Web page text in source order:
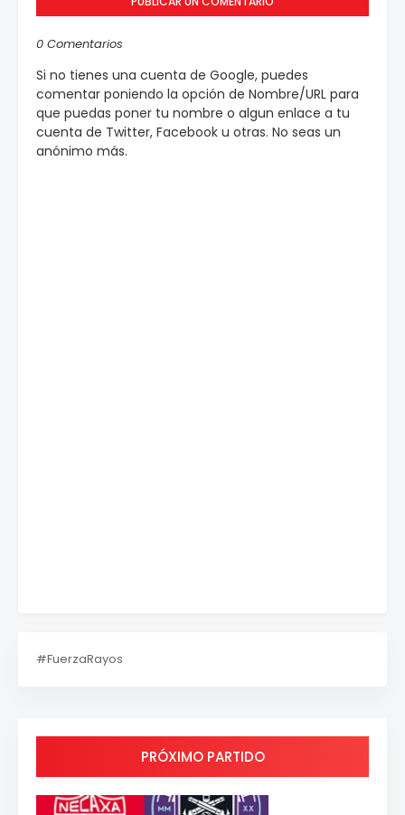
0 Comentarios
Si no tienes una cuenta de Google, puedes
comentar poniendo la opción de Nombre/URL para
que puedas poner tu nombre o algun enlace a tu
cuenta de Twitter, Facebook u otras. No seas un
anónimo más.
#FuerzaRayos
PRÓXIMO PARTIDO